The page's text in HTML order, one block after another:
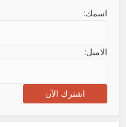
اسمك:
الاميل: